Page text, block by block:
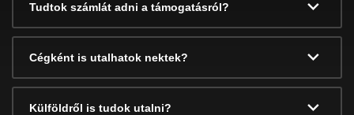
Tudtok számlát adni a támogatásról?
Cégként is utalhatok nektek?
Külföldről is tudok utalni?